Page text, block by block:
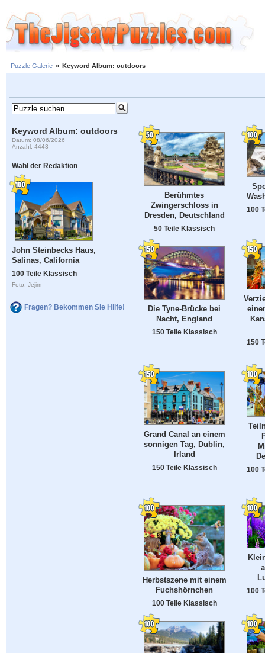
Puzzle Galerie » Keyword Album: outdoors
Keyword Album: outdoors
Datum: 08/06/2026
Anzahl: 4443
Wahl der Redaktion
John Steinbecks Haus,
Salinas, California
100 Teile Klassisch
Foto: Jejim
Fragen? Bekommen Sie Hilfe!
Berühmtes
Zwingerschloss in
Dresden, Deutschland
50 Teile Klassisch
100
Die Tyne-Brücke bei
Nacht, England
150 Teile Klassisch
150
Grand Canal an einem
sonnigen Tag, Dublin,
Irland
150 Teile Klassisch 100
Herbstszene mit einem
Fuchshörnchen
100 Teile Klassisch
100